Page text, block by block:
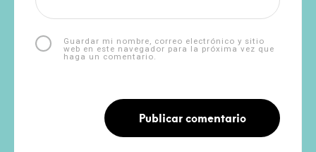
Guardar mi nombre, correo electrónico y sitio
web en este navegador para la próxima vez que
haga un comentario.